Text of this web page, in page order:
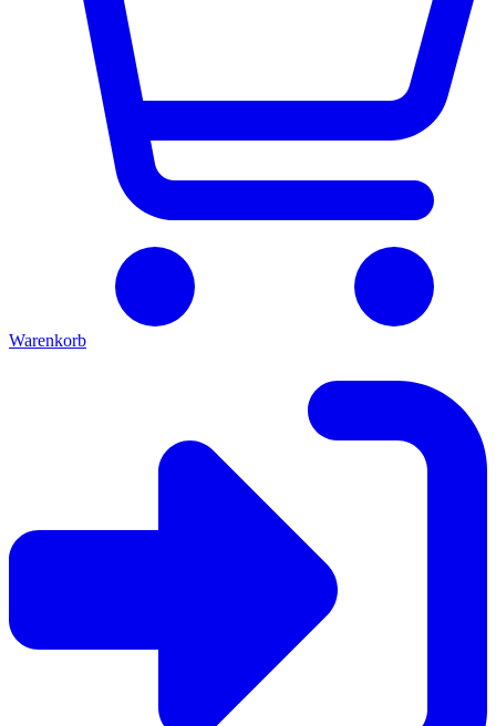
Warenkorb